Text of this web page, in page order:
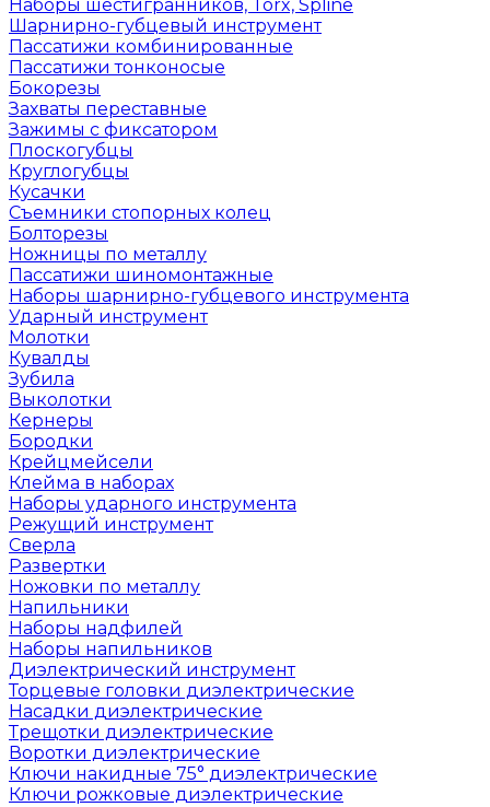
Наборы шестигранников, Torx, Spline
Шарнирно-губцевый инструмент
Пассатижи комбинированные
Пассатижи тонконосые
Бокорезы
Захваты переставные
Зажимы с фиксатором
Плоскогубцы
Круглогубцы
Кусачки
Съемники стопорных колец
Болторезы
Ножницы по металлу
Пассатижи шиномонтажные
Наборы шарнирно-губцевого инструмента
Ударный инструмент
Молотки
Кувалды
Зубила
Выколотки
Кернеры
Бородки
Крейцмейсели
Клейма в наборах
Наборы ударного инструмента
Режущий инструмент
Сверла
Развертки
Ножовки по металлу
Напильники
Наборы надфилей
Наборы напильников
Диэлектрический инструмент
Торцевые головки диэлектрические
Насадки диэлектрические
Трещотки диэлектрические
Воротки диэлектрические
Ключи накидные 75° диэлектрические
Ключи рожковые диэлектрические